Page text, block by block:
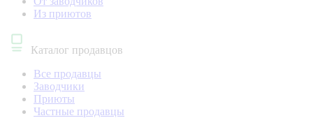
Из приютов
Каталог продавцов
Все продавцы
Заводчики
Приюты
Частные продавцы